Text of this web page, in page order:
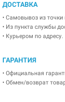
ДОСТАВКА
• Самовывоз из точки
• Из пункта службы
• Курьером по адресу.
ГАРАНТИЯ
• Официальная
• Обмен/возврат